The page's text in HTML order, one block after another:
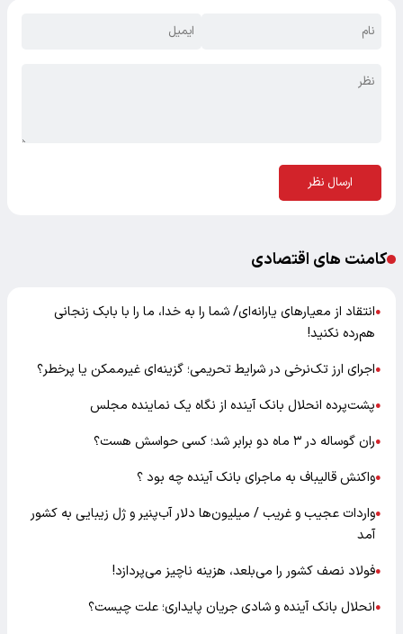
ارسال نظر
کامنت های اقتصادی
●انتقاد از معیارهای یارانه‌ای/ شما را به خدا، ما را با بابک زنجانی
هم‌رده نکنید!
●اجرای ارز تک‌نرخی در شرایط تحریمی؛ گزینه‌ای غیرممکن یا پرخطر؟
●پشت‌پرده انحلال بانک آینده از نگاه یک نماینده مجلس
●ران گوساله در ۳ ماه دو برابر شد؛ کسی حواسش هست؟
●واکنش قالیباف به ماجرای بانک آینده چه بود ؟
●واردات عجیب و غریب / میلیون‌ها دلار آب‌پنیر و ژل زیبایی به کشور
آمد
●فولاد نصف کشور را می‌بلعد، هزینه ناچیز می‌پردازد!
●انحلال بانک آینده و شادی جریان پایداری؛ علت چیست؟